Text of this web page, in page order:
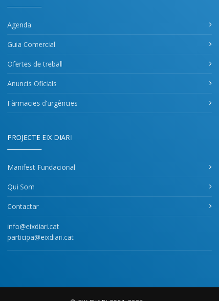
Agenda
Guia Comercial
Ofertes de treball
Anuncis Oficials
Fàrmacies d'urgències
PROJECTE EIX DIARI
Manifest Fundacional
Qui Som
Contactar
info@eixdiari.cat
participa@eixdiari.cat